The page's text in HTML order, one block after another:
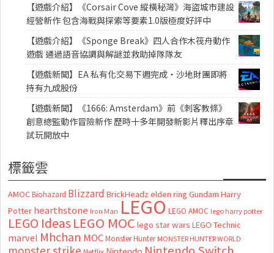
【遊戲介紹】《Corsair Cove 縱橫秘灣》海盜城市建設
經營新作 包含海戰與探索等要素1.0版極度好評中
【遊戲介紹】《Sponge Break》四人合作木筏舟動作
遊戲 通過語音協調與解謎並救助掉隊隊友
【遊戲新聞】EA 私有化交易下週完成・沙地財團即將
持有九成股份
【遊戲新聞】《1666: Amsterdam》前《刺客教條》
創意總監動作冒險新作 歷時十多年開發新影片釋出序章
試玩開放中
標籤雲
AMOC Biohazard Blizzard BrickHeadz elden ring Gundam Harry
Potter hearthstone Iron Man LEGO LEGO AMOC lego harry potter
LEGO Ideas LEGO MOC lego star wars LEGO Technic
marvel Mhchan MOC Monster Hunter MONSTER HUNTER WORLD